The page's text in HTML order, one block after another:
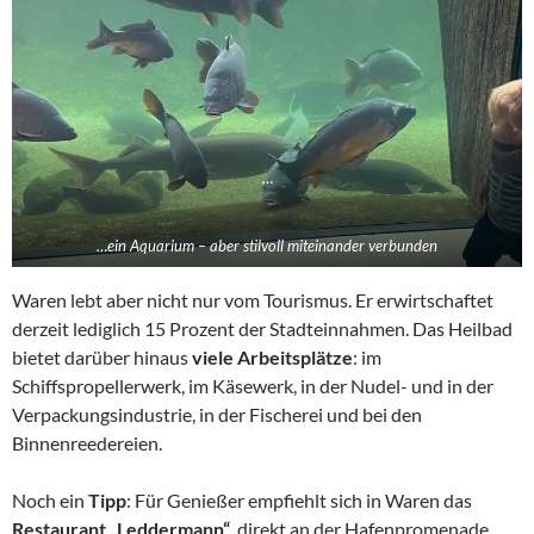
…
…ein Aquarium – aber stilvoll miteinander verbunden
Waren lebt aber nicht nur vom Tourismus. Er erwirtschaftet
derzeit lediglich 15 Prozent der Stadteinnahmen. Das Heilbad
bietet darüber hinausviele Arbeitsplätze: im
Schiffspropellerwerk, im Käsewerk, in der Nudel- und in der
Verpackungsindustrie, in der Fischerei und bei den
Binnenreedereien.
Noch ein Tipp: Für Genießer empfiehlt sich in Waren das
Restaurant „Leddermann“, direkt an der Hafenpromenade